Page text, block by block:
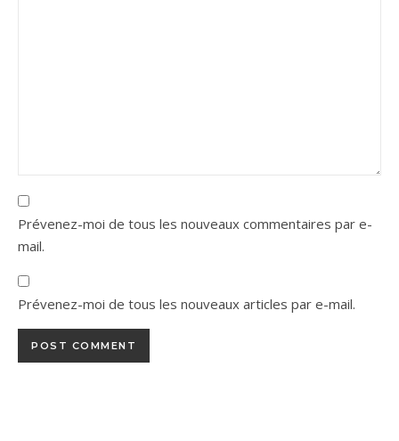
Prévenez-moi de tous les nouveaux commentaires par e-
mail.
Prévenez-moi de tous les nouveaux articles par e-mail.